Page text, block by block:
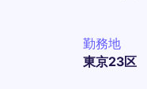
勤務地
東京23区